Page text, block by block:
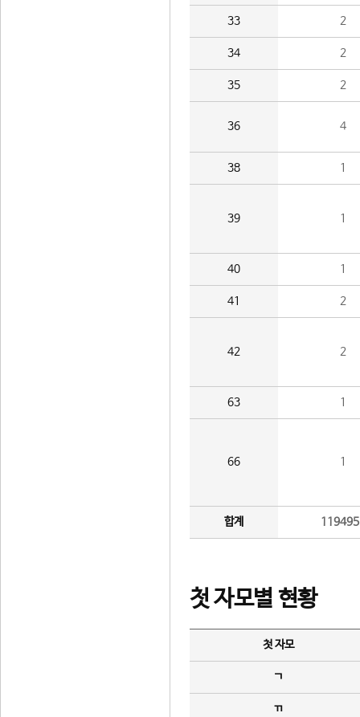
33 2
34 2
35 2
36 4
38 1
39 1
40 1
41 2
42 2
63 1
66 1
합계
첫 자모별 현황
첫 자모
ㄱ
ㄲ